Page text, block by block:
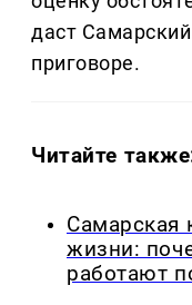
даст
приговоре.
Читайте
Самарская
жизни:
работают